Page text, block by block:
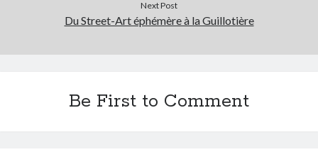
Next Post
Du Street-Art éphémère à la Guillotière
Be First to Comment